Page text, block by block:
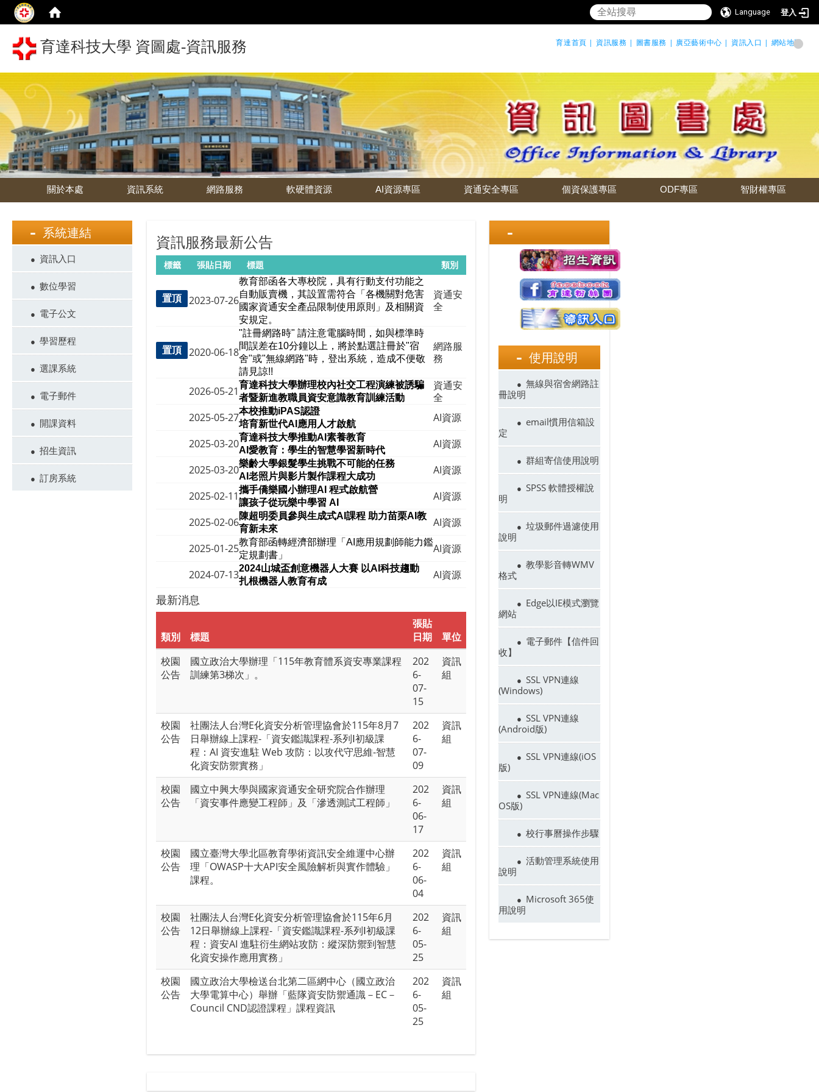
Language 登入
育達科技大學 資圖處-資訊服務 育達首頁 | 資訊服務 | 圖書服務 | 廣亞藝術中心 | 資訊入口 | 網站地圖
關於本處 資訊系統 網路服務 軟硬體資源 AI資源專區 資通安全專區 個資保護專區 ODF專區 智財權專區
系統連結
資訊入口
數位學習
電子公文
學習歷程
選課系統
電子郵件
開課資料
招生資訊
訂房系統
資訊服務最新公告
標籤 張貼日期 標題 類別
置頂 2023-07-26
教育部函各大專校院，具有行動支付功能之
自動販賣機，其設置需符合「各機關對危害
國家資通安全產品限制使用原則」及相關資
安規定。
資通安
全
置頂 2020-06-18
"註冊網路時" 請注意電腦時間，如與標準時
間誤差在10分鐘以上，將於點選註冊於"宿
舍"或"無線網路"時，登出系統，造成不便敬
請見諒!!
網路服
務
2026-05-21育達科技大學辦理校內社交工程演練被誘騙
者暨新進教職員資安意識教育訓練活動
資通安
全
2025-05-27本校推動iPAS認證
培育新世代AI應用人才啟航
AI資源
2025-03-20育達科技大學推動AI 素養教育
AI 愛教育：學生的智慧學習新時代
AI資源
2025-03-20樂齡大學銀髮學生挑戰不可能的任務
AI 老照片與影片製作課程大成功
AI資源
2025-02-11攜手僑樂國小辦理AI 程式啟航營
讓孩子從玩樂中學習 AI
AI資源
2025-02-06陳超明委員參與生成式AI課程 助力苗栗AI教
育新未來
AI資源
2025-01-25教育部函轉經濟部辦理「AI應用規劃師能力鑑
定規劃書」
AI資源
2024-07-132024山城盃創意機器人大賽 以AI科技趨動
扎根機器人教育有成
AI資源
最新消息
類別 標題
張貼
日期
單位
校園
公告
國立政治大學辦理「115年教育體系資安專業課程
訓練第3梯次」。
202
6-
07-
15
資訊
組
校園
公告
社團法人台灣E化資安分析管理協會於115年8月7
日舉辦線上課程-「資安鑑識課程-系列Ⅰ初級課
程：AI 資安進駐 Web 攻防：以攻代守思維-智慧
化資安防禦實務」
202
6-
07-
09
資訊
組
校園
公告
國立中興大學與國家資通安全研究院合作辦理
「資安事件應變工程師」及「滲透測試工程師」
202
6-
06-
17
資訊
組
校園
公告
國立臺灣大學北區教育學術資訊安全維運中心辦
理「OWASP十大API安全風險解析與實作體驗」
課程。
202
6-
06-
04
資訊
組
校園
公告
社團法人台灣E化資安分析管理協會於115年6月
12日舉辦線上課程-「資安鑑識課程-系列Ⅰ初級課
程：資安AI 進駐衍生網站攻防：縱深防禦到智慧
化資安操作應用實務」
202
6-
05-
25
資訊
組
校園
公告
國立政治大學檢送台北第二區網中心（國立政治
大學電算中心）舉辦「藍隊資安防禦通識－EC－
Council CND認證課程」課程資訊
202
6-
05-
25
資訊
組
使用說明
無線與宿舍網路註
冊說明
email慣用信箱設
定
群組寄信使用說明
SPSS 軟體授權說
明
垃圾郵件過濾使用
說明
教學影音轉WMV
格式
Edge以IE模式瀏覽
網站
電子郵件【信件回
收】
SSL VPN連線
(Windows)
SSL VPN連線
(Android版)
SSL VPN連線(iOS
版)
SSL VPN連線(Mac
OS版)
校行事曆操作步驟
活動管理系統使用
說明
Microsoft 365使
用說明